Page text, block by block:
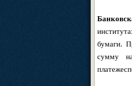
бумаги.
сумму